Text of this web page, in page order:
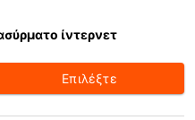
ίντερνετ
Επιλέξτε